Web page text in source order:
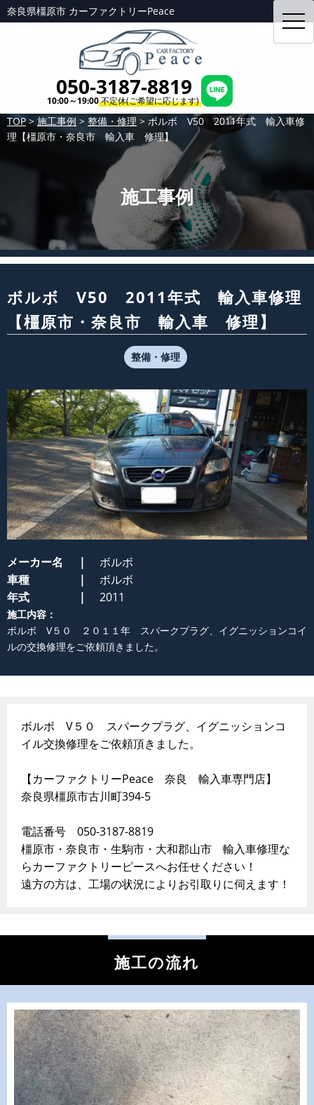
奈良県橿原市 カーファクトリーPeace
050-3187-8819
10:00～19:00不定休(ご希望に応じます)
TOP> 施工事例 > 整備・修理 > ボルボ V50 2011年式 輸入車修
理【橿原市・奈良市 輸入車 修理】
施工事例
ボルボ V50 2011年式 輸入車修理
【橿原市・奈良市 輸入車 修理】
整備・修理
メーカー名
ボルボ
車種
ボルボ
年式
2011
施工内容：
ボルボ V５０ ２０１１年 スパークプラグ、イグニッションコイ
ルの交換修理をご依頼頂きました。
ボルボ V５０ スパークプラグ、イグニッションコ
イル交換修理をご依頼頂きました。
【カーファクトリーPeace 奈良 輸入車専門店】
奈良県橿原市古川町394-5
電話番号 050-3187-8819
橿原市・奈良市・生駒市・大和郡山市 輸入車修理な
らカーファクトリーピースへお任せください！
遠方の方は、工場の状況によりお引取りに伺えます！
施工の流れ